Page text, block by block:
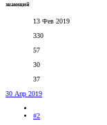
знающий
13 Фев 2019
330
57
30
37
30 Апр 2019
#2